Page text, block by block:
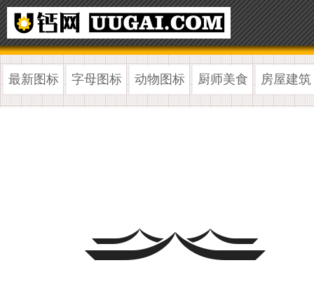
最新图标 字母图标 动物图标 厨师美食 房屋建筑